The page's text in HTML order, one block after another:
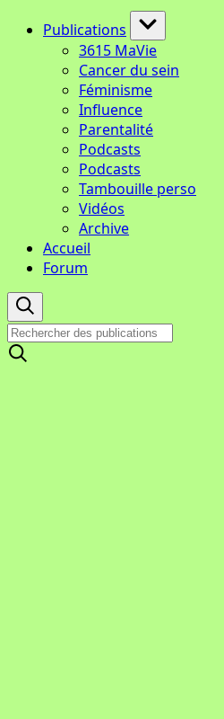
Publications
3615 MaVie
Cancer du sein
Féminisme
Influence
Parentalité
Podcasts
Podcasts
Tambouille perso
Vidéos
Archive
Accueil
Forum